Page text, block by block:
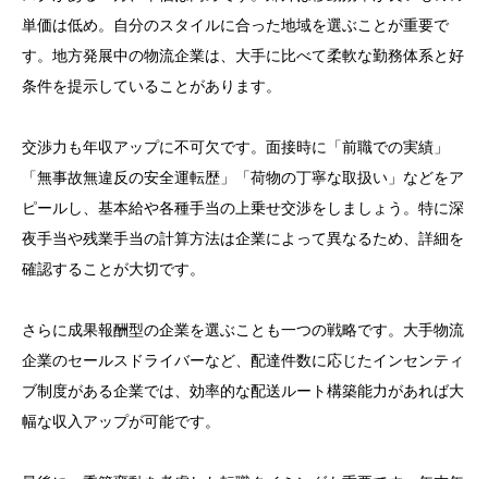
単価は低め。自分のスタイルに合った地域を選ぶことが重要で
す。地方発展中の物流企業は、大手に比べて柔軟な勤務体系と好
条件を提示していることがあります。
交渉力も年収アップに不可欠です。面接時に「前職での実績」
「無事故無違反の安全運転歴」「荷物の丁寧な取扱い」などをア
ピールし、基本給や各種手当の上乗せ交渉をしましょう。特に深
夜手当や残業手当の計算方法は企業によって異なるため、詳細を
確認することが大切です。
さらに成果報酬型の企業を選ぶことも一つの戦略です。大手物流
企業のセールスドライバーなど、配達件数に応じたインセンティ
ブ制度がある企業では、効率的な配送ルート構築能力があれば大
幅な収入アップが可能です。